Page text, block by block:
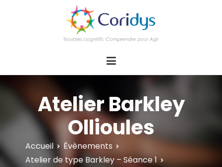
d'actions Information Accompagnement
Innovation/E­xpertise Formations autour des
troubles cognitifs dys ou acquis
Atelier Barkley
Ollioules
Accueil
Évènements
Atelier de type Barkley – Séance 1